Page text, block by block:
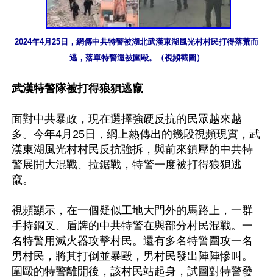
2024年4月25日，網傳中共特警被湖北武漢東湖風光村村民打得落荒而
逃，落單特警還被圍毆。（視頻截圖）
武漢特警隊被打得狼狽逃竄
面對中共暴政，現在選擇強硬反抗的民眾越來越
多。今年4月25日，網上熱傳出的幾段視頻現實，武
漢東湖風光村村民反抗強拆，與前來鎮壓的中共特
警展開大混戰、拉鋸戰，特警一度被打得狼狽逃
竄。
視頻顯示，在一個疑似工地大門外的馬路上，一群
手持鋼叉、盾牌的中共特警在與部分村民混戰。一
名特警用滅火器攻擊村民。還有多名特警圍攻一名
男村民，將其打倒並暴毆，男村民發出陣陣慘叫。
圍毆的特警離開後，該村民站起身，試圖對特警發